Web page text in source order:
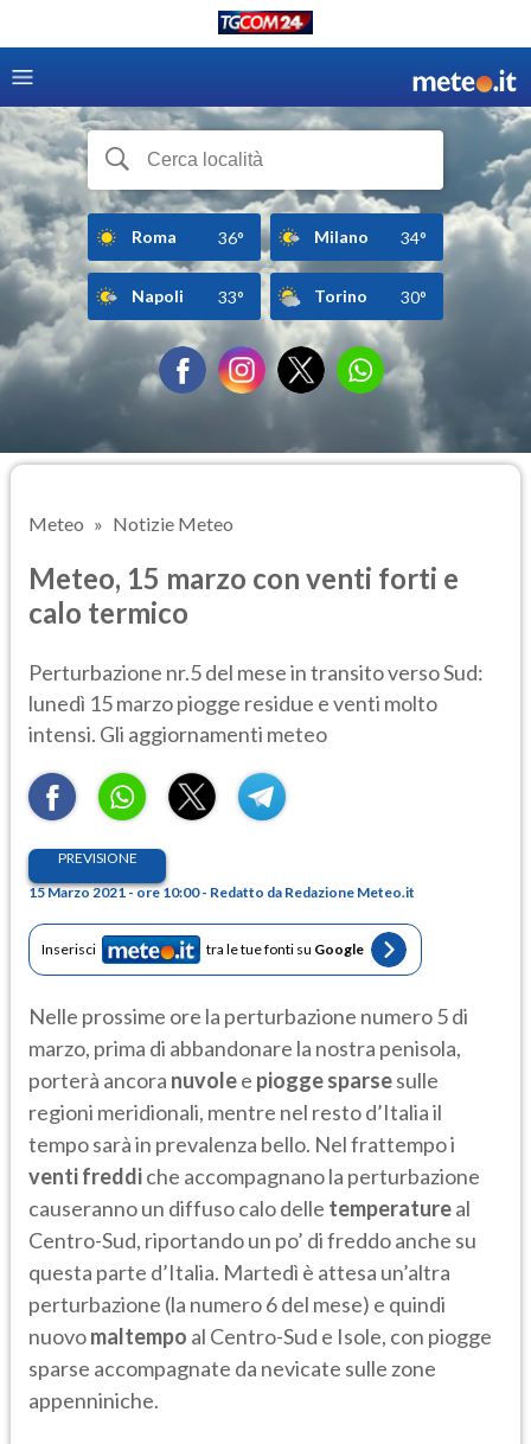
Roma 36° Milano 34°
Napoli 33° Torino 30°
Meteo Notizie Meteo
Meteo, 15 marzo con venti forti e
calo termico
Perturbazione nr.5 del mese in transito verso Sud:
lunedì 15 marzo piogge residue e venti molto
intensi. Gli aggiornamenti meteo
PREVISIONE
15 Marzo 2021 - ore 10:00 - Redatto da Redazione Meteo.it
Inserisci tra le tue fonti su Google
Nelle prossime ore la perturbazione numero 5 di
marzo, prima di abbandonare la nostra penisola,
porterà ancora nuvolee piogge sparsesulle
regioni meridionali, mentre nel resto d’Italia il
tempo sarà in prevalenza bello. Nel frattempo i
venti freddiche accompagnano la perturbazione
causeranno un diffuso calo delle temperatureal
Centro-Sud, riportando un po’ di freddo anche su
questa parte d’Italia. Martedì è attesa un’altra
perturbazione (la numero 6 del mese) e quindi
nuovomaltempo al Centro-Sud e Isole, con piogge
sparse accompagnate da nevicate sulle zone
appenniniche.